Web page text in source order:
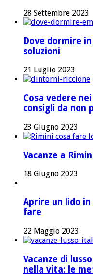
28 Settembre 2023
Dove dormire
soluzioni
21 Luglio 2023
Cosa vedere
consigli da non
23 Giugno 2023
Vacanze a
18 Giugno 2023
Aprire un lido in
fare
22 Maggio 2023
Vacanze di
nella vita: le